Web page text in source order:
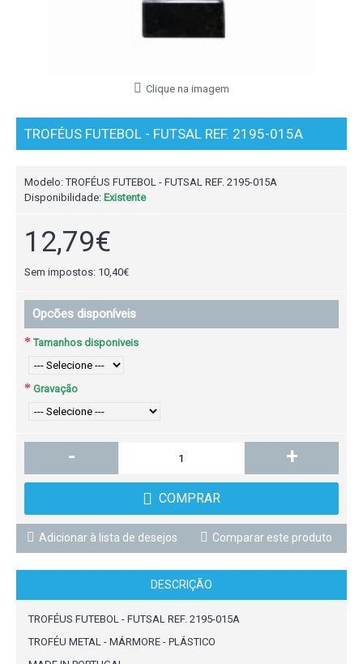
Clique na imagem
TROFÉUS FUTEBOL - FUTSAL REF. 2195-015A
Modelo:TROFÉUS FUTEBOL - FUTSAL REF. 2195-015A
Disponibilidade: Existente
12,79€
Sem impostos: 10,40€
Opcões disponíveis
Tamanhos disponiveis
Gravação
- +
COMPRAR
Adicionar à lista de desejos Comparar este produto
DESCRIÇÃO
TROFÉUS FUTEBOL - FUTSAL REF. 2195-015A
TROFÉU METAL - MÁRMORE - PLÁSTICO